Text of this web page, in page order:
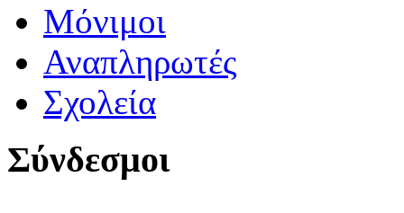
Μόνιμοι
Αναπληρωτές
Σχολεία
Σύνδεσμοι